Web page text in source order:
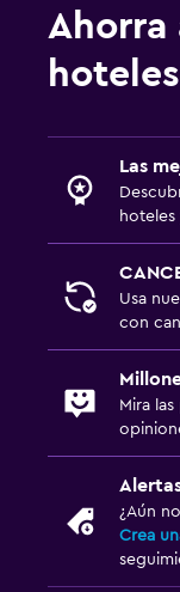
Ahorra
Las
hoteles
Usa
con
Mira
¿Aún
Crea